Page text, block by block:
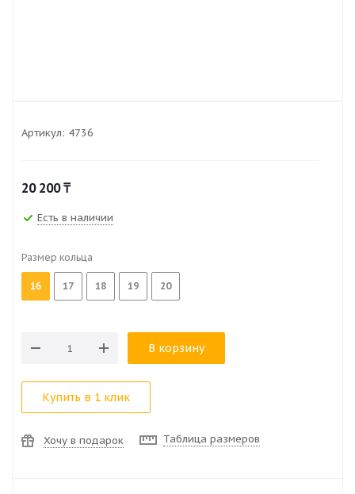
Артикул: 4736
20 200₸
Есть в наличии
Размер кольца
16 17 18 19 20
В корзину
Купить в 1 клик
Хочу в подарок Таблица размеров